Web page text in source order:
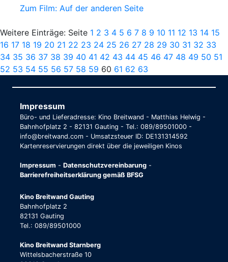
Zum Film: Auf der anderen Seite
Weitere Einträge: Seite 1 2 3 4 5 6 7 8 9 10 11 12 13 14 15
16 17 18 19 20 21 22 23 24 25 26 27 28 29 30 31 32 33
34 35 36 37 38 39 40 41 42 43 44 45 46 47 48 49 50 51
52 53 54 55 56 57 58 59 60 61 62 63
Impressum
Büro- und Lieferadresse: Kino Breitwand - Matthias Helwig -
Bahnhofplatz 2 - 82131 Gauting - Tel.: 089/89501000 -
info@breitwand.com - Umsatzsteuer ID: DE131314592
Kartenreservierungen direkt über die jeweiligen Kinos
Impressum - Datenschutzvereinbarung -
Barrierefreiheitserklärung gemäß BFSG
Kino Breitwand Gauting
Bahnhofplatz 2
82131 Gauting
Tel.: 089/89501000
Kino Breitwand Starnberg
Wittelsbacherstraße 10